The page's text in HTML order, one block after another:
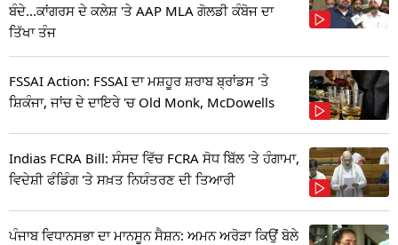
ਬੰਦੇ...ਕਾਂਗਰਸ ਦੇ ਕਲੇਸ਼ 'ਤੇ AAP MLA ਗੋਲਡੀ ਕੰਬੋਜ ਦਾ
ਤਿੱਖਾ ਤੰਜ
FSSAI Action: FSSAI ਦਾ ਮਸ਼ਹੂਰ ਸ਼ਰਾਬ ਬ੍ਰਾਂਡਸ 'ਤੇ
ਸ਼ਿਕੰਜਾ, ਜਾਂਚ ਦੇ ਦਾਇਰੇ 'ਚ Old Monk, McDowells
Indias FCRA Bill: ਸੰਸਦ ਵਿੱਚ FCRA ਸੋਧ ਬਿੱਲ 'ਤੇ ਹੰਗਾਮਾ,
ਵਿਦੇਸ਼ੀ ਫੰਡਿੰਗ 'ਤੇ ਸਖ਼ਤ ਨਿਯੰਤਰਣ ਦੀ ਤਿਆਰੀ
ਪੰਜਾਬ ਵਿਧਾਨਸਭਾ ਦਾ ਮਾਨਸੂਨ ਸੈਸ਼ਨ: ਅਮਨ ਅਰੋੜਾ ਕਿਉਂ ਬੋਲੇ